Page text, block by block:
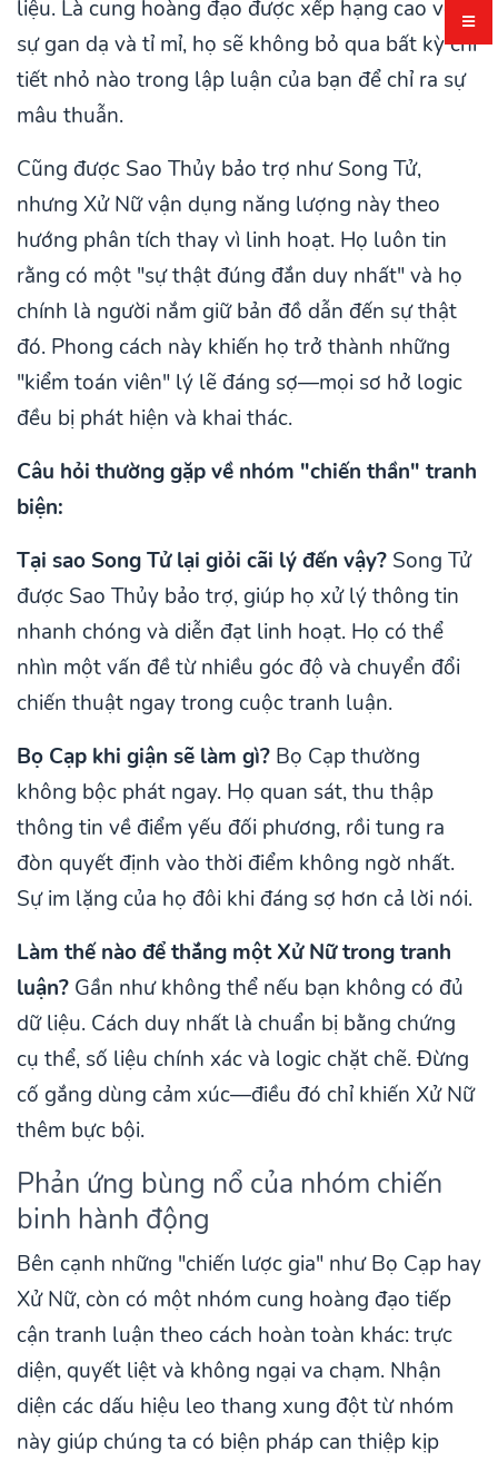
liệu. Là cung hoàng đạo được xếp hạng cao về
sự gan dạ và tỉ mỉ, họ sẽ không bỏ qua bất kỳ chi
tiết nhỏ nào trong lập luận của bạn để chỉ ra sự
mâu thuẫn.
Cũng được Sao Thủy bảo trợ như Song Tử,
nhưng Xử Nữ vận dụng năng lượng này theo
hướng phân tích thay vì linh hoạt. Họ luôn tin
rằng có một "sự thật đúng đắn duy nhất" và họ
chính là người nắm giữ bản đồ dẫn đến sự thật
đó. Phong cách này khiến họ trở thành những
"kiểm toán viên" lý lẽ đáng sợ—mọi sơ hở logic
đều bị phát hiện và khai thác.
Câu hỏi thường gặp về nhóm "chiến thần" tranh
biện:
Tại sao Song Tử lại giỏi cãi lý đến vậy? Song Tử
được Sao Thủy bảo trợ, giúp họ xử lý thông tin
nhanh chóng và diễn đạt linh hoạt. Họ có thể
nhìn một vấn đề từ nhiều góc độ và chuyển đổi
chiến thuật ngay trong cuộc tranh luận.
Bọ Cạp khi giận sẽ làm gì? Bọ Cạp thường
không bộc phát ngay. Họ quan sát, thu thập
thông tin về điểm yếu đối phương, rồi tung ra
đòn quyết định vào thời điểm không ngờ nhất.
Sự im lặng của họ đôi khi đáng sợ hơn cả lời nói.
Làm thế nào để thắng một Xử Nữ trong tranh
luận? Gần như không thể nếu bạn không có đủ
dữ liệu. Cách duy nhất là chuẩn bị bằng chứng
cụ thể, số liệu chính xác và logic chặt chẽ. Đừng
cố gắng dùng cảm xúc—điều đó chỉ khiến Xử Nữ
thêm bực bội.
Phản ứng bùng nổ của nhóm chiến
binh hành động
Bên cạnh những "chiến lược gia" như Bọ Cạp hay
Xử Nữ, còn có một nhóm cung hoàng đạo tiếp
cận tranh luận theo cách hoàn toàn khác: trực
diện, quyết liệt và không ngại va chạm. Nhận
diện các dấu hiệu leo thang xung đột từ nhóm
này giúp chúng ta có biện pháp can thiệp kịp